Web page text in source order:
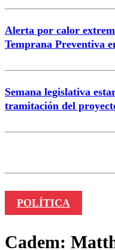
Alerta por calor
Temprana Preventiva
Semana legislativa
tramitación del
POLÍTICA
Cadem: